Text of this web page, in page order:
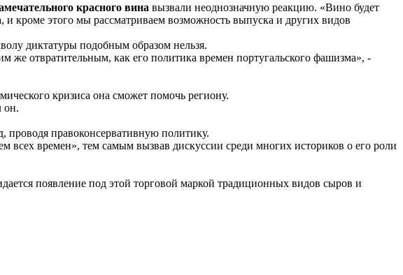
красного вина вызвали неоднозначную реакцию. «Вино будет
и кроме этого мы рассматриваем возможность выпуска и других видов
диктатуры подобным образом нельзя.
же отвратительным, как его политика времен португальского фашизма», -
кризиса она сможет помочь региону.
он.
проводя правоконсервативную политику.
всех времен», тем самым вызвав дискуссии среди многих историков о его роли
появление под этой торговой маркой традиционных видов сыров и